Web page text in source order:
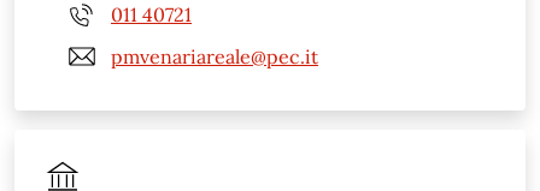
011 40721
pmvenariareale@pec.it